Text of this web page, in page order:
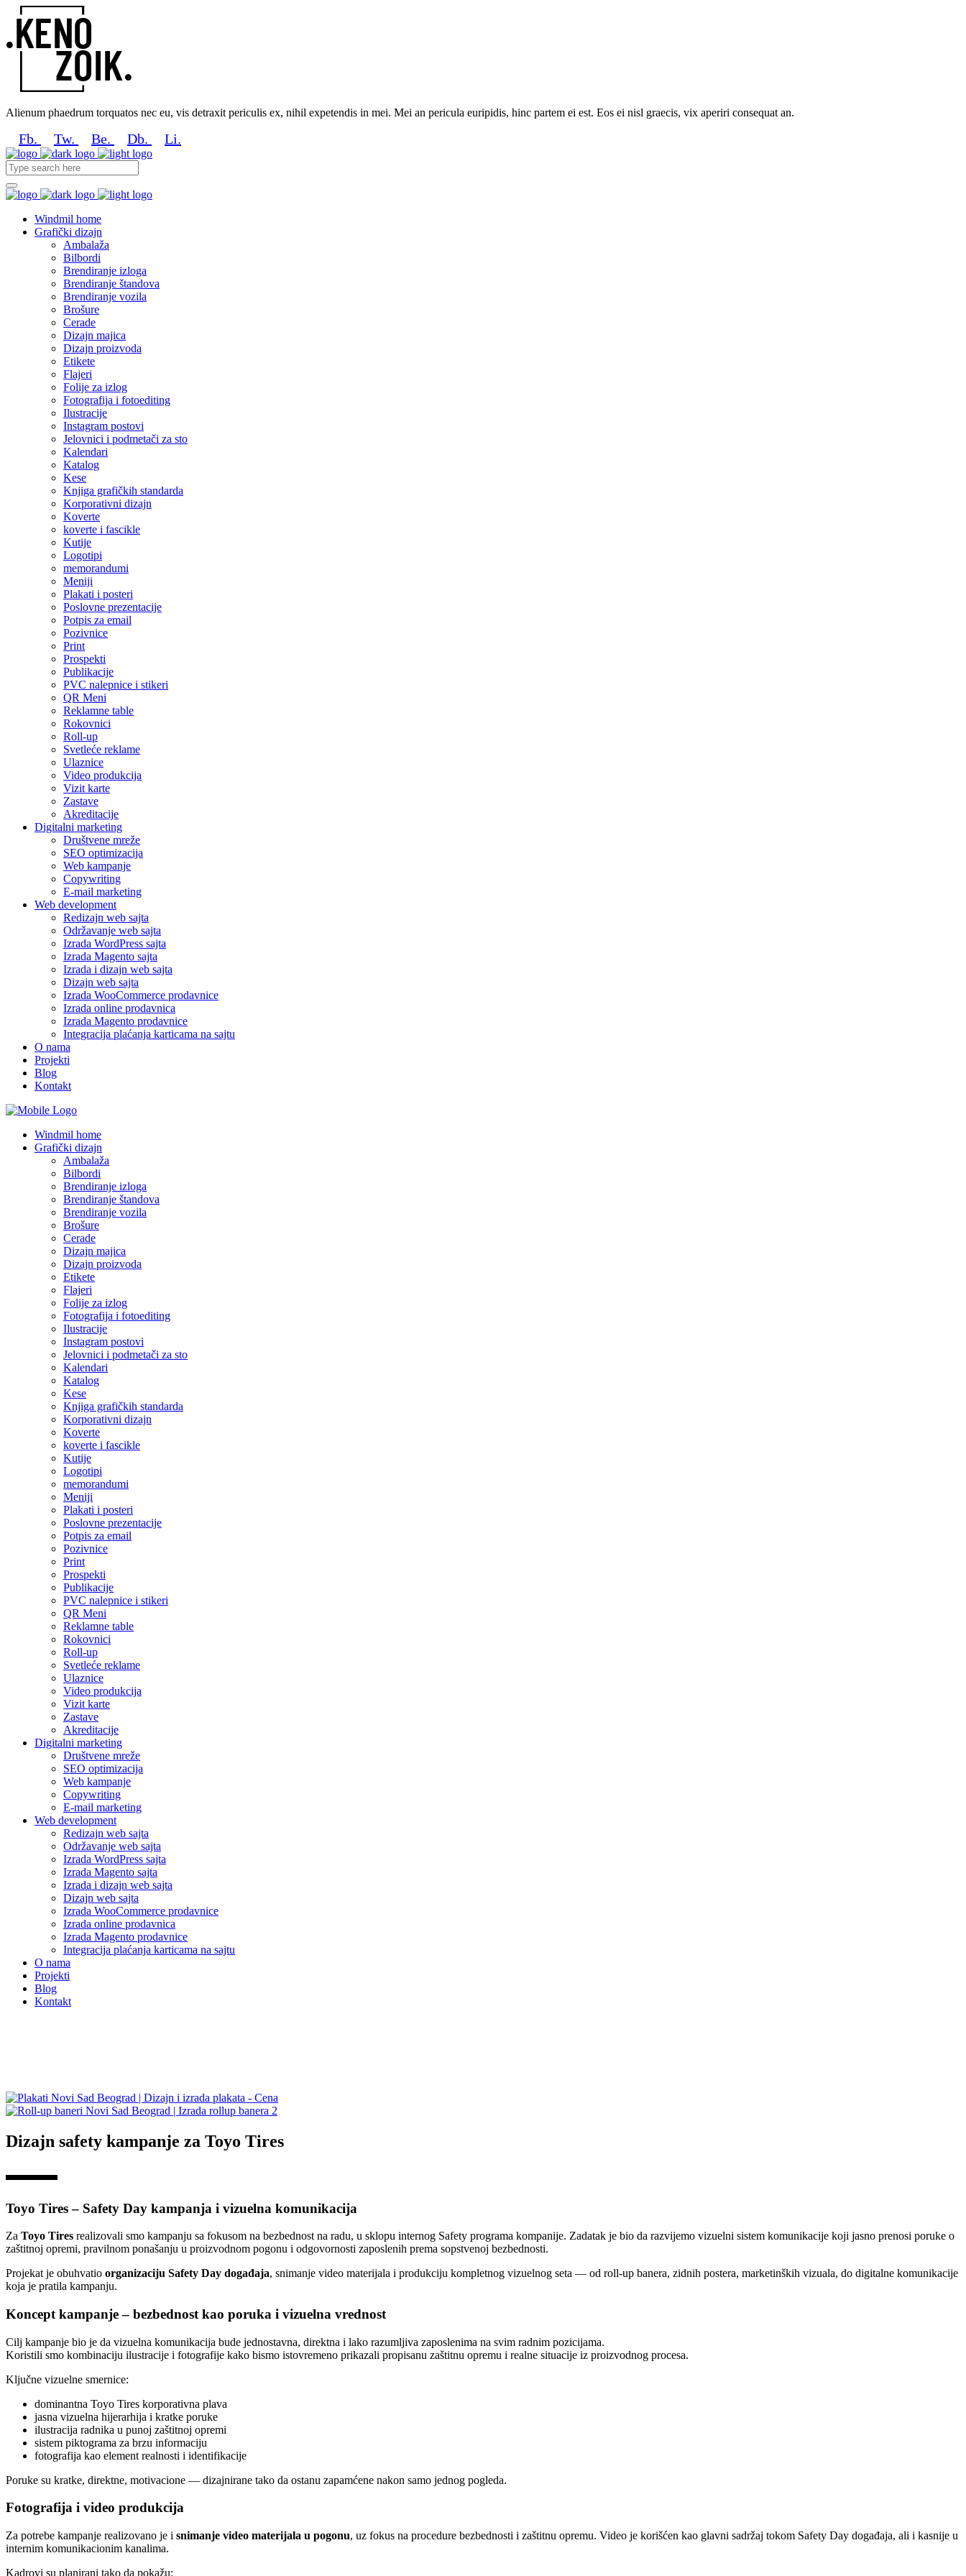
Alienum phaedrum torquatos nec eu, vis detraxit periculis ex, nihil expetendis in mei. Mei an pericula euripidis, hinc partem ei est. Eos ei nisl graecis, vix aperiri consequat an.
Fb. Tw. Be. Db. Li.
Windmil home
Grafički dizajn
Ambalaža
Bilbordi
Brendiranje izloga
Brendiranje štandova
Brendiranje vozila
Brošure
Cerade
Dizajn majica
Dizajn proizvoda
Etikete
Flajeri
Folije za izlog
Fotografija i fotoediting
Ilustracije
Instagram postovi
Jelovnici i podmetači za sto
Kalendari
Katalog
Kese
Knjiga grafičkih standarda
Korporativni dizajn
Koverte
koverte i fascikle
Kutije
Logotipi
memorandumi
Meniji
Plakati i posteri
Poslovne prezentacije
Potpis za email
Pozivnice
Print
Prospekti
Publikacije
PVC nalepnice i stikeri
QR Meni
Reklamne table
Rokovnici
Roll-up
Svetleće reklame
Ulaznice
Video produkcija
Vizit karte
Zastave
Akreditacije
Digitalni marketing
Društvene mreže
SEO optimizacija
Web kampanje
Copywriting
E-mail marketing
Web development
Redizajn web sajta
Održavanje web sajta
Izrada WordPress sajta
Izrada Magento sajta
Izrada i dizajn web sajta
Dizajn web sajta
Izrada WooCommerce prodavnice
Izrada online prodavnica
Izrada Magento prodavnice
Integracija plaćanja karticama na sajtu
O nama
Projekti
Blog
Kontakt
Windmil home
Grafički dizajn
Ambalaža
Bilbordi
Brendiranje izloga
Brendiranje štandova
Brendiranje vozila
Brošure
Cerade
Dizajn majica
Dizajn proizvoda
Etikete
Flajeri
Folije za izlog
Fotografija i fotoediting
Ilustracije
Instagram postovi
Jelovnici i podmetači za sto
Kalendari
Katalog
Kese
Knjiga grafičkih standarda
Korporativni dizajn
Koverte
koverte i fascikle
Kutije
Logotipi
memorandumi
Meniji
Plakati i posteri
Poslovne prezentacije
Potpis za email
Pozivnice
Print
Prospekti
Publikacije
PVC nalepnice i stikeri
QR Meni
Reklamne table
Rokovnici
Roll-up
Svetleće reklame
Ulaznice
Video produkcija
Vizit karte
Zastave
Akreditacije
Digitalni marketing
Društvene mreže
SEO optimizacija
Web kampanje
Copywriting
E-mail marketing
Web development
Redizajn web sajta
Održavanje web sajta
Izrada WordPress sajta
Izrada Magento sajta
Izrada i dizajn web sajta
Dizajn web sajta
Izrada WooCommerce prodavnice
Izrada online prodavnica
Izrada Magento prodavnice
Integracija plaćanja karticama na sajtu
O nama
Projekti
Blog
Kontakt
Dizajn safety kampanje za Toyo Tires
Toyo Tires – Safety Day kampanja i vizuelna komunikacija
Za Toyo Tires realizovali smo kampanju sa fokusom na bezbednost na radu, u sklopu internog Safety programa kompanije. Zadatak je bio da razvijemo vizuelni sistem komunikacije koji jasno prenosi poruke o
zaštitnoj opremi, pravilnom ponašanju u proizvodnom pogonu i odgovornosti zaposlenih prema sopstvenoj bezbednosti.
Projekat je obuhvatio organizaciju Safety Day događaja, snimanje video materijala i produkciju kompletnog vizuelnog seta — od roll-up banera, zidnih postera, marketinških vizuala, do digitalne komunikacije
koja je pratila kampanju.
Koncept kampanje – bezbednost kao poruka i vizuelna vrednost
Cilj kampanje bio je da vizuelna komunikacija bude jednostavna, direktna i lako razumljiva zaposlenima na svim radnim pozicijama.
Koristili smo kombinaciju ilustracije i fotografije kako bismo istovremeno prikazali propisanu zaštitnu opremu i realne situacije iz proizvodnog procesa.
Ključne vizuelne smernice:
dominantna Toyo Tires korporativna plava
jasna vizuelna hijerarhija i kratke poruke
ilustracija radnika u punoj zaštitnoj opremi
sistem piktograma za brzu informaciju
fotografija kao element realnosti i identifikacije
Poruke su kratke, direktne, motivacione — dizajnirane tako da ostanu zapamćene nakon samo jednog pogleda.
Fotografija i video produkcija
Za potrebe kampanje realizovano je i snimanje video materijala u pogonu, uz fokus na procedure bezbednosti i zaštitnu opremu. Video je korišćen kao glavni sadržaj tokom Safety Day događaja, ali i kasnije u
internim komunikacionim kanalima.
Kadrovi su planirani tako da pokažu: